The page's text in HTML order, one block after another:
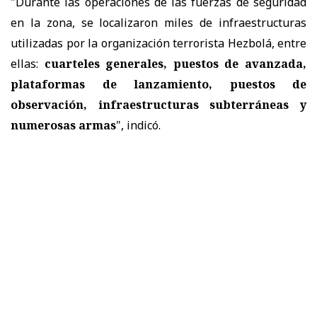
en la zona, se localizaron miles de infraestructuras
utilizadas por la organización terrorista Hezbolá, entre
ellas: cuarteles generales, puestos de avanzada,
plataformas de lanzamiento, puestos de
observación, infraestructuras subterráneas y
numerosas armas", indicó.